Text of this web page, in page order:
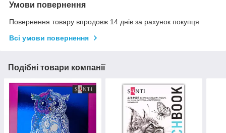
Умови повернення
Повернення товару впродовж 14 днів за рахунок покупця
Всі умови повернення
Подібні товари компанії